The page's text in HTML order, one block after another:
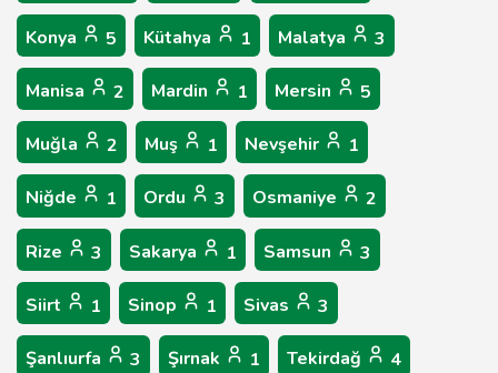
Konya 5 Kütahya 1 Malatya 3
Manisa 2 Mardin 1 Mersin 5
Muğla 2 Muş 1 Nevşehir 1
Niğde 1 Ordu 3 Osmaniye 2
Rize 3 Sakarya 1 Samsun 3
Siirt 1 Sinop 1 Sivas 3
Şanlıurfa 3 Şırnak 1 Tekirdağ 4